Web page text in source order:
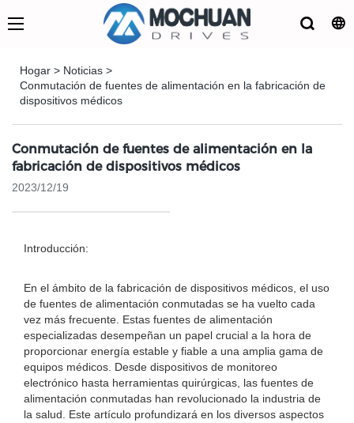
Hogar > Noticias >
Conmutación de fuentes de alimentación en la fabricación de
dispositivos médicos
Conmutación de fuentes de alimentación en la
fabricación de dispositivos médicos
2023/12/19
Introducción:
En el ámbito de la fabricación de dispositivos médicos, el uso
de fuentes de alimentación conmutadas se ha vuelto cada
vez más frecuente. Estas fuentes de alimentación
especializadas desempeñan un papel crucial a la hora de
proporcionar energía estable y fiable a una amplia gama de
equipos médicos. Desde dispositivos de monitoreo
electrónico hasta herramientas quirúrgicas, las fuentes de
alimentación conmutadas han revolucionado la industria de
la salud. Este artículo profundizará en los diversos aspectos